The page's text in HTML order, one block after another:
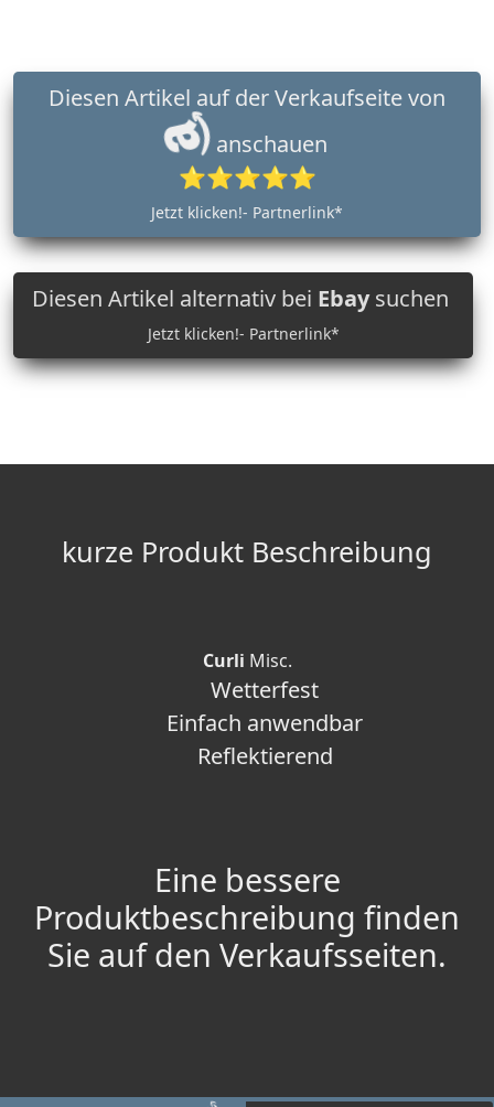
anschauen
⭐⭐⭐⭐⭐
Jetzt klicken!- Partnerlink*
Diesen Artikel alternativ bei Ebaysuchen
Jetzt klicken!- Partnerlink*
kurze Produkt Beschreibung
Curli Misc.
Wetterfest
Einfach anwendbar
Reflektierend
Eine bessere
Produktbeschreibung finden
Sie auf den Verkaufsseiten.